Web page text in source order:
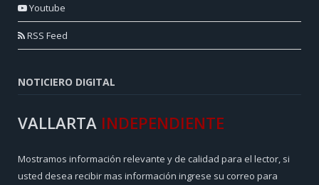
Youtube
RSS Feed
NOTICIERO DIGITAL
VALLARTA INDEPENDIENTE
Mostramos información relevante y de calidad para el lector, si
usted desea recibir mas información ingrese su correo para